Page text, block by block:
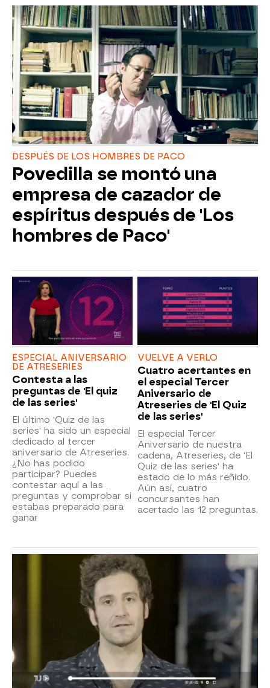
DESPUÉS DE LOS HOMBRES DE PACO
Povedilla se montó una
empresa de cazador de
espíritus después de 'Los
hombres de Paco'
ESPECIAL ANIVERSARIO
DE ATRESERIES
Contesta a las
preguntas de 'El quiz
de las series'
El último 'Quiz de las
series' ha sido un especial
dedicado al tercer
aniversario de Atreseries.
¿No has podido
participar? Puedes
contestar aquí a las
preguntas y comprobar si
estabas preparado para
ganar
VUELVE A VERLO
Cuatro acertantes en
el especial Tercer
Aniversario de
Atreseries de 'El Quiz
de las series'
El especial Tercer
Aniversario de nuestra
cadena, Atreseries, de 'El
Quiz de las series' ha
estado de lo más reñido.
Aún así, cuatro
concursantes han
acertado las 12 preguntas.